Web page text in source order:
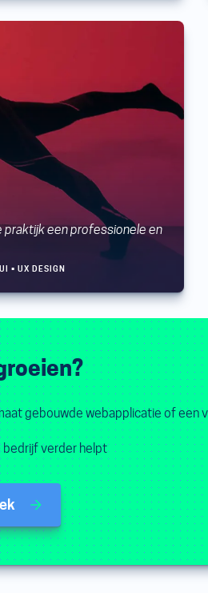
praktijk een professionele en
UI • UX DESIGN
gebouwde webapplicatie of een
bedrijf verder helpt